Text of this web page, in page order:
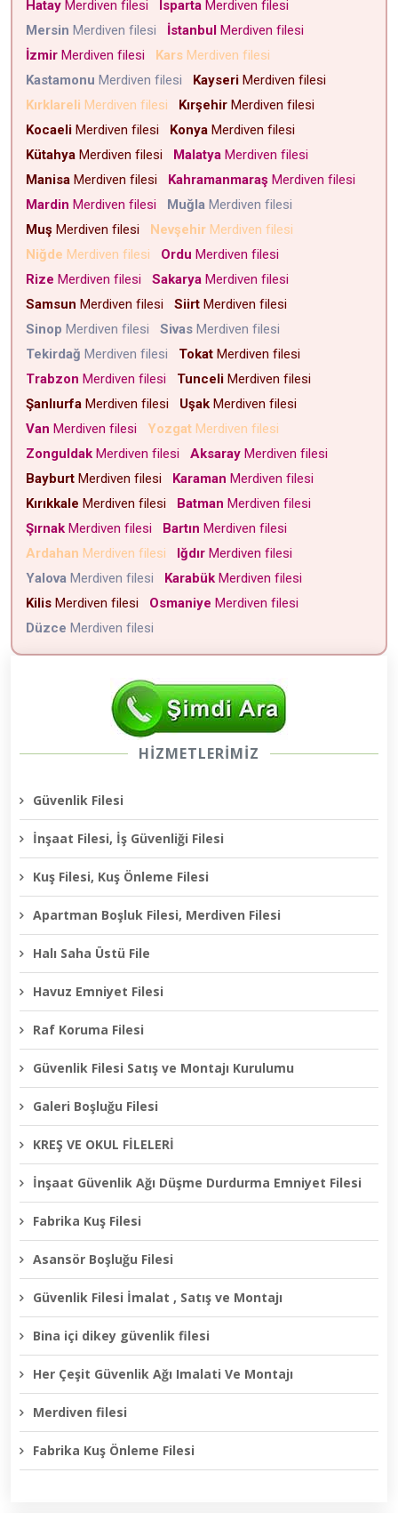
Hatay Merdiven filesi Isparta Merdiven filesi
Mersin Merdiven filesi İstanbul Merdiven filesi
İzmir Merdiven filesi Kars Merdiven filesi
Kastamonu Merdiven filesi Kayseri Merdiven filesi
Kırklareli Merdiven filesi Kırşehir Merdiven filesi
Kocaeli Merdiven filesi Konya Merdiven filesi
Kütahya Merdiven filesi Malatya Merdiven filesi
Manisa Merdiven filesi Kahramanmaraş Merdiven filesi
Mardin Merdiven filesi Muğla Merdiven filesi
Muş Merdiven filesi Nevşehir Merdiven filesi
Niğde Merdiven filesi Ordu Merdiven filesi
Rize Merdiven filesi Sakarya Merdiven filesi
Samsun Merdiven filesi Siirt Merdiven filesi
Sinop Merdiven filesi Sivas Merdiven filesi
Tekirdağ Merdiven filesi Tokat Merdiven filesi
Trabzon Merdiven filesi Tunceli Merdiven filesi
Şanlıurfa Merdiven filesi Uşak Merdiven filesi
Van Merdiven filesi Yozgat Merdiven filesi
Zonguldak Merdiven filesi Aksaray Merdiven filesi
Bayburt Merdiven filesi Karaman Merdiven filesi
Kırıkkale Merdiven filesi Batman Merdiven filesi
Şırnak Merdiven filesi Bartın Merdiven filesi
Ardahan Merdiven filesi Iğdır Merdiven filesi
Yalova Merdiven filesi Karabük Merdiven filesi
Kilis Merdiven filesi Osmaniye Merdiven filesi
Düzce Merdiven filesi
HİZMETLERİMİZ
Güvenlik Filesi
İnşaat Filesi, İş Güvenliği Filesi
Kuş Filesi, Kuş Önleme Filesi
Apartman Boşluk Filesi, Merdiven Filesi
Halı Saha Üstü File
Havuz Emniyet Filesi
Raf Koruma Filesi
Güvenlik Filesi Satış ve Montajı Kurulumu
Galeri Boşluğu Filesi
KREŞ VE OKUL FİLELERİ
İnşaat Güvenlik Ağı Düşme Durdurma Emniyet Filesi
Fabrika Kuş Filesi
Asansör Boşluğu Filesi
Güvenlik Filesi İmalat , Satış ve Montajı
Bina içi dikey güvenlik filesi
Her Çeşit Güvenlik Ağı Imalati Ve Montajı
Merdiven filesi
Fabrika Kuş Önleme Filesi